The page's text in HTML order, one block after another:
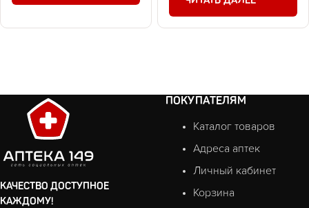
КАЧЕСТВО ДОСТУПНОЕ
КАЖДОМУ!
ПОКУПАТЕЛЯМ
Каталог товаров
Адреса аптек
Личный кабинет
Корзина